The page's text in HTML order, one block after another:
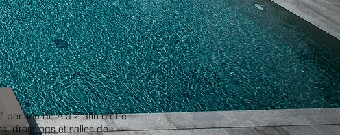
pensée de A à Z afin d’être
dressings et salles de